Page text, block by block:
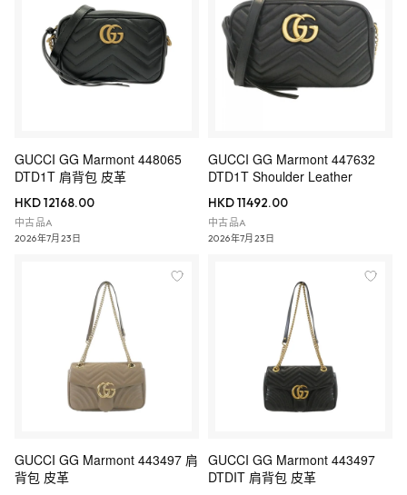
GUCCI GG Marmont 448065
DTD1T 肩背包 皮革
HKD 12168.00
中古品A
2026年7月23日
GUCCI GG Marmont 447632
DTD1T Shoulder Leather
HKD 11492.00
中古品A
2026年7月23日
GUCCI GG Marmont 443497 肩
背包 皮革
GUCCI GG Marmont 443497
DTDIT 肩背包 皮革